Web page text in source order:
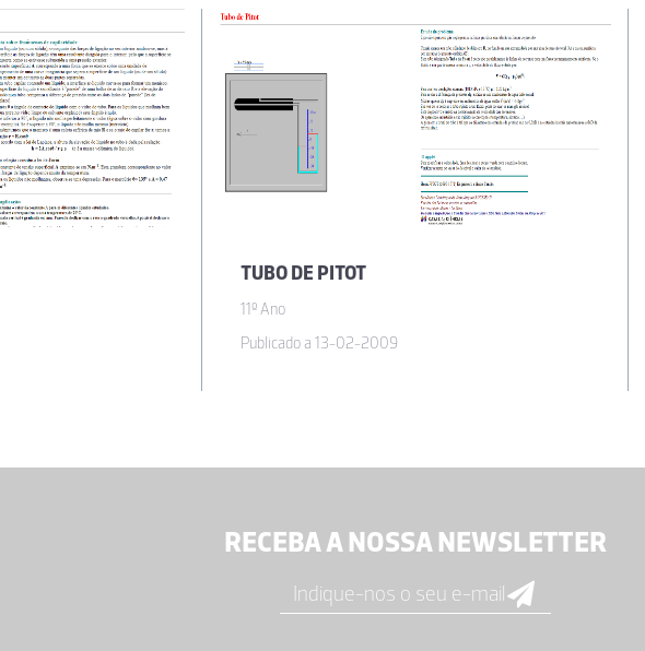
TUBO DE PITOT
11º Ano
Publicado a 13-02-2009
RECEBA A NOSSA NEWSLETTER